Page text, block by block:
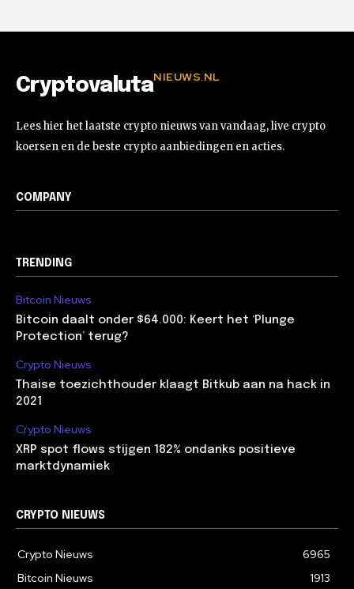
CryptovalutaNIEUWS.NL
Lees hier het laatste crypto nieuws van vandaag, live crypto
koersen en de beste crypto aanbiedingen en acties.
COMPANY
TRENDING
Bitcoin Nieuws
Bitcoin daalt onder $64.000: Keert het ‘Plunge
Protection’ terug?
Crypto Nieuws
Thaise toezichthouder klaagt Bitkub aan na hack in
2021
Crypto Nieuws
XRP spot flows stijgen 182% ondanks positieve
marktdynamiek
CRYPTO NIEUWS
Crypto Nieuws
6965
Bitcoin Nieuws
1913